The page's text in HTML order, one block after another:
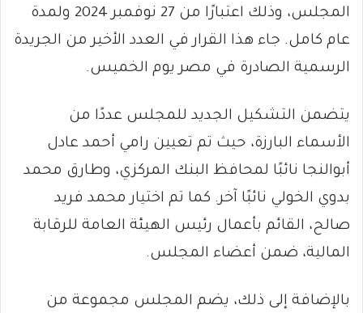
المجلس، وذلك اعتبارًا من 27 نوفمبر 2024 ولمدة
عام كامل. جاء هذا القرار في العدد الأخير من الجريدة
الرسمية الصادرة في مصر يوم الخميس.
يتضمن التشكيل الجديد للمجلس عددًا من
الأسماء البارزة، حيث تم تعيين رامي أحمد عادل
أبوالنجا نائبًا لمحافظ البنك المركزي، وطارق محمد
بدوي الخولي نائبًا آخر. كما تم اختيار محمد فريد
صالح، القائم بأعمال رئيس الهيئة العامة للرقابة
المالية، ضمن أعضاء المجلس.
بالإضافة إلى ذلك، يضم المجلس مجموعة من